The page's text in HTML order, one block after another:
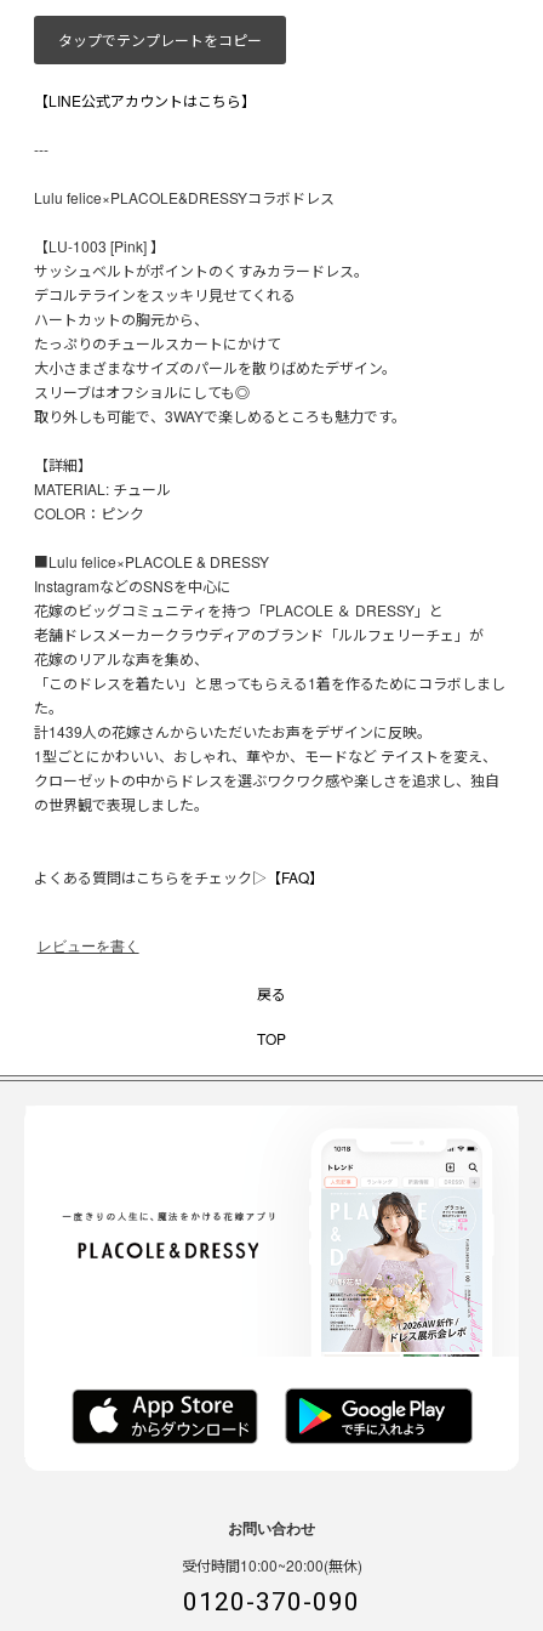
タップでテンプレートをコピー
【LINE公式アカウントはこちら】
---
Lulu felice×PLACOLE&DRESSYコラボドレス
【LU-1003 [Pink] 】
サッシュベルトがポイントのくすみカラードレス。
デコルテラインをスッキリ見せてくれる
ハートカットの胸元から、
たっぷりのチュールスカートにかけて
大小さまざまなサイズのパールを散りばめたデザイン。
スリーブはオフショルにしても◎
取り外しも可能で、3WAYで楽しめるところも魅力です。
【詳細】
MATERIAL: チュール
COLOR：ピンク
■Lulu felice×PLACOLE & DRESSY
InstagramなどのSNSを中心に
花嫁のビッグコミュニティを持つ「PLACOLE ＆ DRESSY」と
老舗ドレスメーカークラウディアのブランド「ルルフェリーチェ」が
花嫁のリアルな声を集め、
「このドレスを着たい」と思ってもらえる1着を作るためにコラボしまし
た。
計1439人の花嫁さんからいただいたお声をデザインに反映。
1型ごとにかわいい、おしゃれ、華やか、モードなど テイストを変え、
クローゼットの中からドレスを選ぶワクワク感や楽しさを追求し、独自
の世界観で表現しました。
よくある質問はこちらをチェック▷ 【FAQ】
レビューを書く
戻る
TOP
お問い合わせ
受付時間10:00~20:00(無休)
0120-370-090